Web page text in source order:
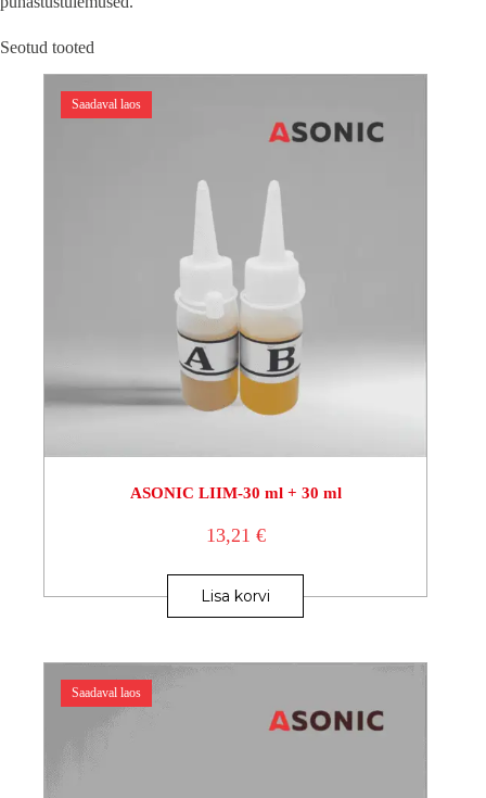
Seotud tooted
Saadaval laos
ASONIC LIIM-30 ml + 30 ml
13,21 €
Lisa korvi
Saadaval laos